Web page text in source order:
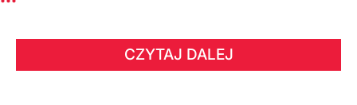
CZYTAJ DALEJ